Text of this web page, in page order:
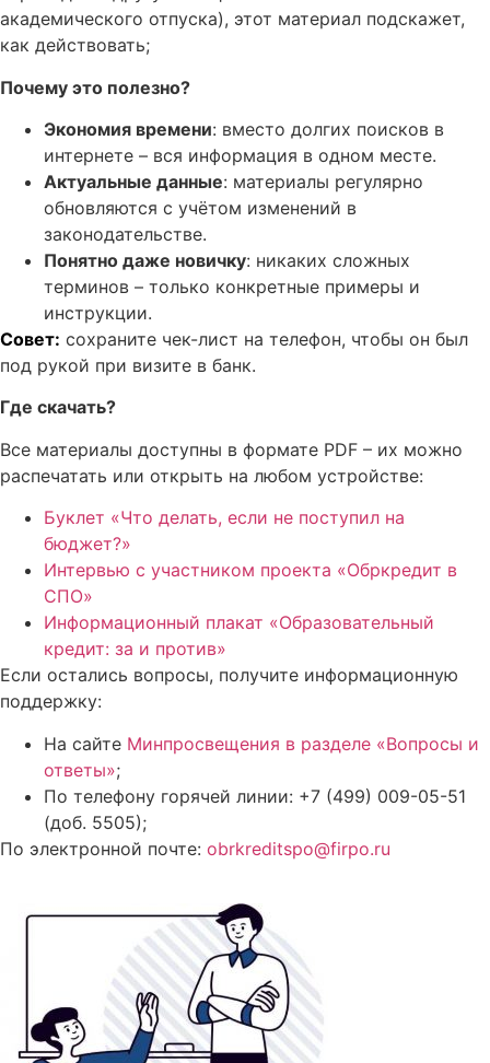
академического отпуска), этот материал подскажет,
как действовать;
Почему это полезно?
Экономия времени: вместо долгих поисков в
интернете – вся информация в одном месте.
Актуальные данные: материалы регулярно
обновляются с учётом изменений в
законодательстве.
Понятно даже новичку: никаких сложных
терминов – только конкретные примеры и
инструкции.
Совет: сохраните чек-лист на телефон, чтобы он был
под рукой при визите в банк.
Где скачать?
Все материалы доступны в формате PDF – их можно
распечатать или открыть на любом устройстве:
Буклет «Что делать, если не поступил на
бюджет?»
Интервью с участником проекта «Обркредит в
СПО»
Информационный плакат «Образовательный
кредит: за и против»
Если остались вопросы, получите информационную
поддержку:
На сайте Минпросвещения в разделе «Вопросы и
ответы»;
По телефону горячей линии: +7 (499) 009-05-51
(доб. 5505);
По электронной почте: obrkreditspo@firpo.ru